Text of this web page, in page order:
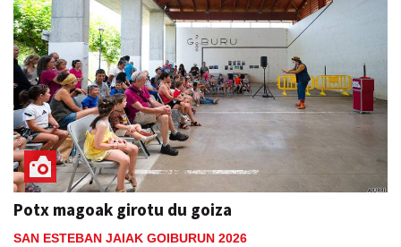
Potx magoak girotu du goiza
SAN ESTEBAN JAIAK GOIBURUN 2026